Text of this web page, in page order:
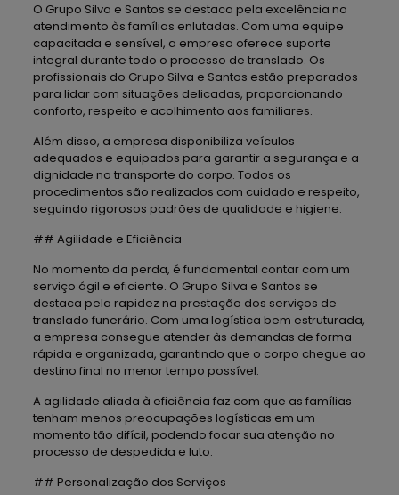
O Grupo Silva e Santos se destaca pela excelência no
atendimento às famílias enlutadas. Com uma equipe
capacitada e sensível, a empresa oferece suporte
integral durante todo o processo de translado. Os
profissionais do Grupo Silva e Santos estão preparados
para lidar com situações delicadas, proporcionando
conforto, respeito e acolhimento aos familiares.
Além disso, a empresa disponibiliza veículos
adequados e equipados para garantir a segurança e a
dignidade no transporte do corpo. Todos os
procedimentos são realizados com cuidado e respeito,
seguindo rigorosos padrões de qualidade e higiene.
## Agilidade e Eficiência
No momento da perda, é fundamental contar com um
serviço ágil e eficiente. O Grupo Silva e Santos se
destaca pela rapidez na prestação dos serviços de
translado funerário. Com uma logística bem estruturada,
a empresa consegue atender às demandas de forma
rápida e organizada, garantindo que o corpo chegue ao
destino final no menor tempo possível.
A agilidade aliada à eficiência faz com que as famílias
tenham menos preocupações logísticas em um
momento tão difícil, podendo focar sua atenção no
processo de despedida e luto.
## Personalização dos Serviços